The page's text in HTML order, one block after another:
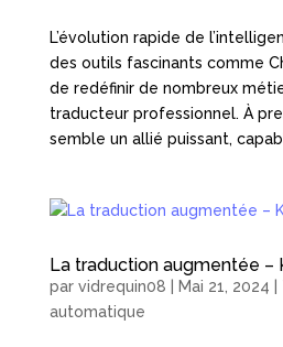
L’évolution rapide de
des outils fascinants comme
de redéfinir de nombreux
traducteur professionnel. À
semble un allié puissant,
La traduction augmentée –
par vidrequin08 Mai 21, 2024
automatique